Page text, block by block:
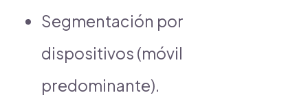
Segmentación por
dispositivos (móvil
predominante).